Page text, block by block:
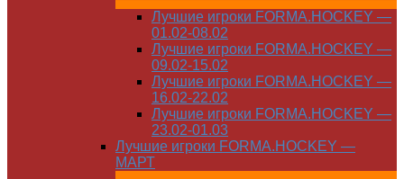
Лучшие игроки FORMA.HOCKEY —
01.02-08.02
Лучшие игроки FORMA.HOCKEY —
09.02-15.02
Лучшие игроки FORMA.HOCKEY —
16.02-22.02
Лучшие игроки FORMA.HOCKEY —
23.02-01.03
Лучшие игроки FORMA.HOCKEY —
МАРТ